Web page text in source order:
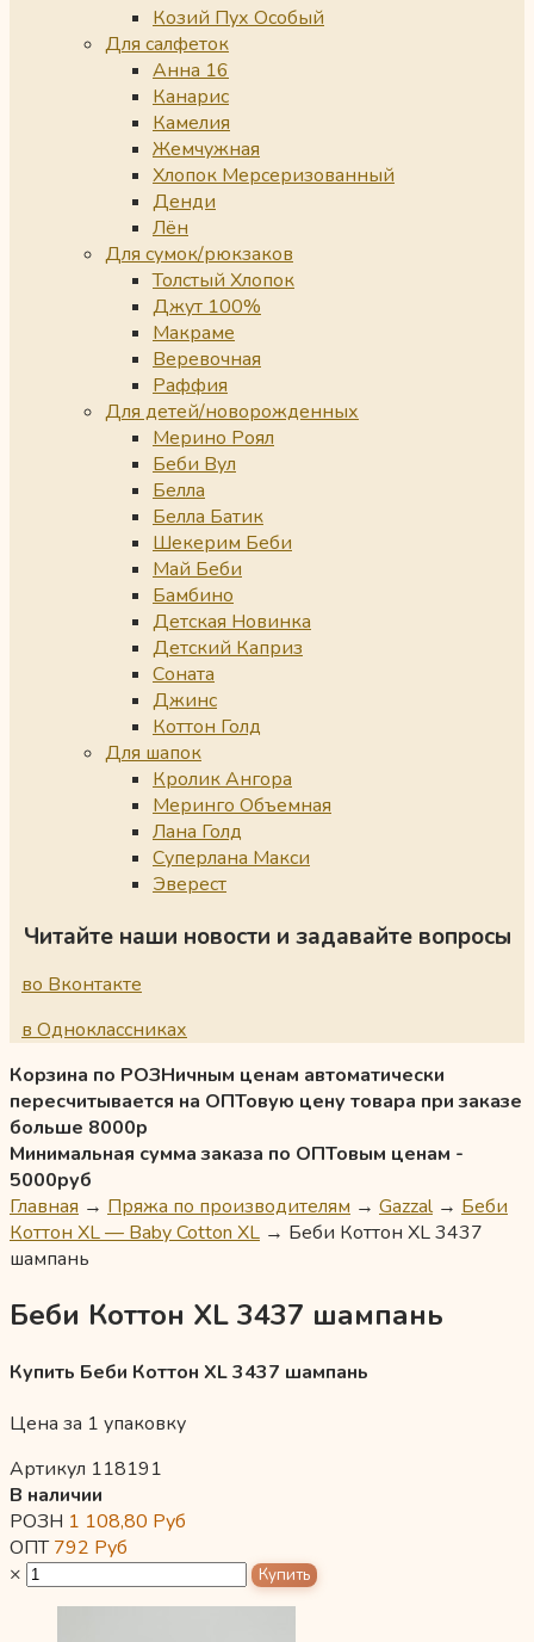
Козий Пух Особый
Для салфеток
Анна 16
Канарис
Камелия
Жемчужная
Хлопок Мерсеризованный
Денди
Лён
Для сумок/рюкзаков
Толстый Хлопок
Джут 100%
Макраме
Веревочная
Раффия
Для детей/новорожденных
Мерино Роял
Беби Вул
Белла
Белла Батик
Шекерим Беби
Май Беби
Бамбино
Детская Новинка
Детский Каприз
Соната
Джинс
Коттон Голд
Для шапок
Кролик Ангора
Меринго Объемная
Лана Голд
Суперлана Макси
Эверест
Читайте наши новости и задавайте вопросы
во Вконтакте
в Одноклассниках
Корзина по РОЗНичным ценам автоматически
пересчитывается на ОПТовую цену товара при заказе
больше 8000р
Минимальная сумма заказа по ОПТовым ценам -
5000руб
Главная → Пряжа по производителям → Gazzal → Беби
Коттон XL — Baby Cotton XL → Беби Коттон XL 3437
шампань
Беби Коттон XL 3437 шампань
Купить Беби Коттон XL 3437 шампань
Цена за 1 упаковку
Артикул 118191
В наличии
РОЗН 1 108,80 Руб
ОПТ792 Руб
×